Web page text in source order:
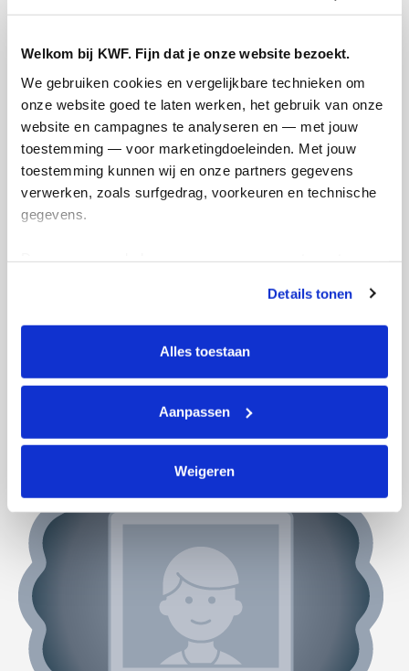
Welkom bij KWF. Fijn dat je onze website bezoekt.
We gebruiken cookies en vergelijkbare technieken om
onze website goed te laten werken, het gebruik van onze
website en campagnes te analyseren en — met jouw
toestemming — voor marketingdoeleinden. Met jouw
toestemming kunnen wij en onze partners gegevens
verwerken, zoals surfgedrag, voorkeuren en technische
gegevens.
tonen. Je kunt je toestemming op elk moment wijzigen of
intrekken via Cookie instellingen onderaan de pagina. De
lijst met cookies is te vinden in het tabblad “details”.
Details tonen
Alles toestaan
Aanpassen
Weigeren
Actiepagina gemaakt